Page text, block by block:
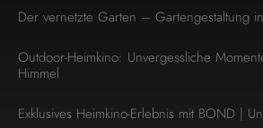
Der vernetzte Garten – Gartengestaltung
Outdoor-Heimkino: Unvergessliche
Himmel
Exklusives Heimkino-Erlebnis mit BOND |